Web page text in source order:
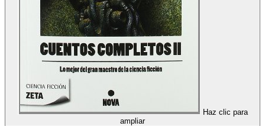
Haz clic para
ampliar